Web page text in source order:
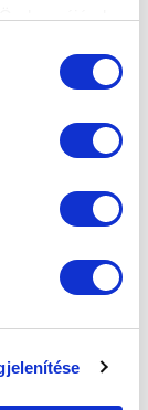
hozzájárul a